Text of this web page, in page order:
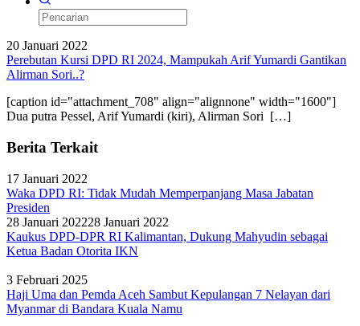
20 Januari 2022
Perebutan Kursi DPD RI 2024, Mampukah Arif Yumardi Gantikan
Alirman Sori..?
[caption id="attachment_708" align="alignnone" width="1600"]
Dua putra Pessel, Arif Yumardi (kiri), Alirman Sori […]
Berita Terkait
17 Januari 2022
Waka DPD RI: Tidak Mudah Memperpanjang Masa Jabatan
Presiden
28 Januari 202228 Januari 2022
Kaukus DPD-DPR RI Kalimantan, Dukung Mahyudin sebagai
Ketua Badan Otorita IKN
3 Februari 2025
Haji Uma dan Pemda Aceh Sambut Kepulangan 7 Nelayan dari
Myanmar di Bandara Kuala Namu